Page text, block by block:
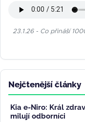
23.1.26 - Co přináší
Nejčtenější články
Kia e-Niro: Král
milují odborníci